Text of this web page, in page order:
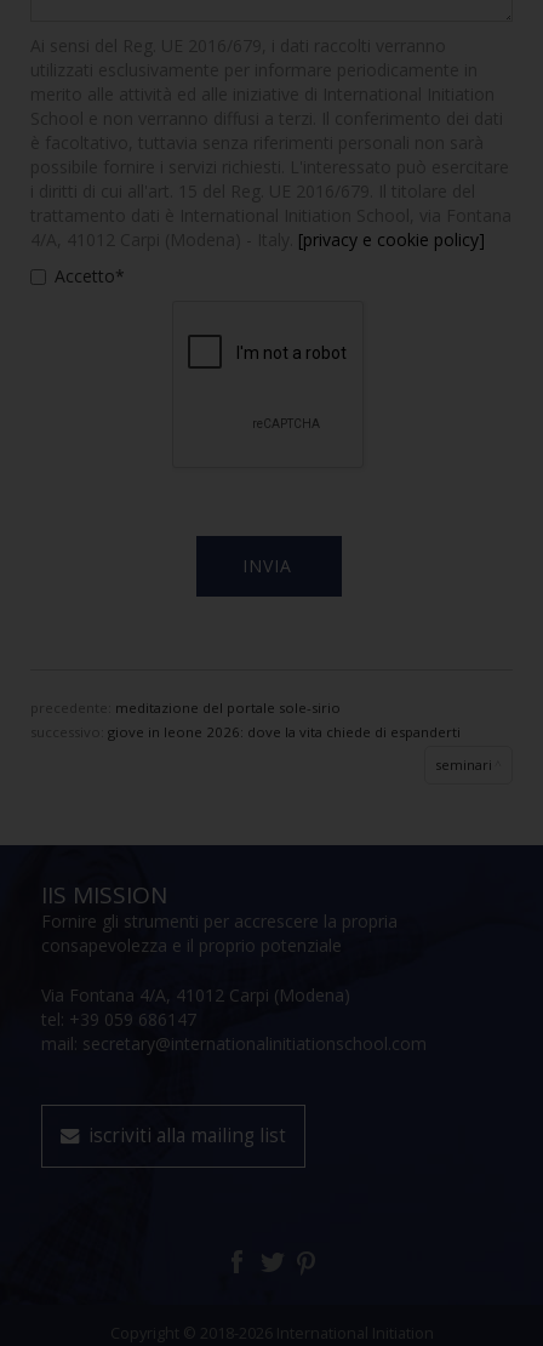
[privacy e cookie policy]
Accetto*
precedente: meditazione del portale sole-sirio
giove in leone 2026: dove la vita chiede di espanderti
seminari
IIS MISSION
Fornire gli strumenti per accrescere la propria
consapevolezza e il proprio potenziale
Via Fontana 4/A, 41012 Carpi (Modena)
tel: +39 059 686147
mail: secretary@internationalinitiationschool.com
iscriviti alla mailing list
Copyright © 2018-2026 International Initiation